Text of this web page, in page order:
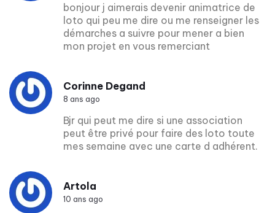
bonjour j aimerais devenir animatrice de
loto qui peu me dire ou me renseigner les
démarches a suivre pour mener a bien
mon projet en vous remerciant
Corinne Degand
8 ans ago
Bjr qui peut me dire si une association
peut être privé pour faire des loto toute
mes semaine avec une carte d adhérent.
Artola
10 ans ago